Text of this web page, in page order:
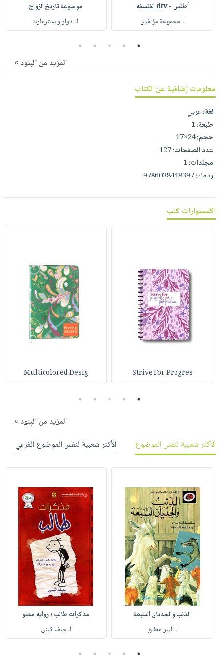
صابون
أطفال
مناسبات
فيديوهات
أسئلة
وفرات
كتابك
تواصل
معنا
التسوق
أطلس - dtv الفلسفة
لـ مجموعة مؤلفين
موسوعة تاريخ الزواج
لـ ادوار ويسترمارك
1
2
3
4
5
المزيد من البنود »
معلومات إضافية عن الكتاب
لغة:عربي
طبعة:1
حجم:24×17
عدد الصفحات:127
مجلدات:1
ردمك:9786038448397
اكسسوارات كتب
Strive For Progres
Multicolored Desig
1
2
3
4
5
المزيد من البنود »
الأكثر شعبية لنفس الموضوع
الأكثر شعبية لنفس الموضوع الفرعي
الذئب والجديان السبعة
لـ ألبير مطلق
مذكرات طالب ؛ رواية مصو
لـ جيف كيني
1
2
3
4
5